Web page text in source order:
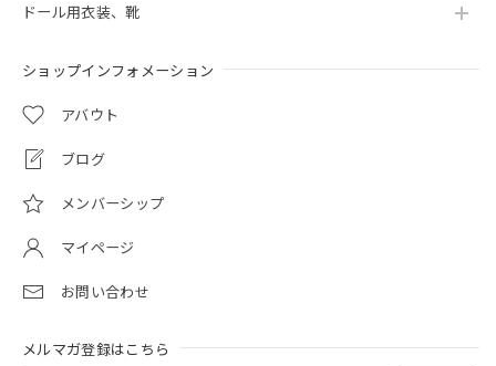
ドール用衣装、靴
ショップインフォメーション
アバウト
ブログ
メンバーシップ
マイページ
お問い合わせ
メルマガ登録はこちら